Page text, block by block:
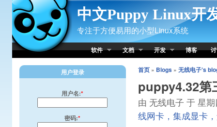
Skip to Content
中文Puppy Linux开
专注于方便易用的小型Linux系统
软件 文档 开发 博客
首页» Blogs» 无线电子's
puppy4.32第
由 无线电子 于 星
线网卡，集成显卡
用户登录
用户名:*
密码:*